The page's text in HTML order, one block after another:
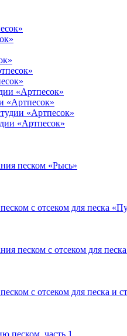
«Артпесок»
«Артпесок»
песком «Рысь»
с отсеком для песка
песком с отсеком для
с отсеком для песка и
песком, часть 1